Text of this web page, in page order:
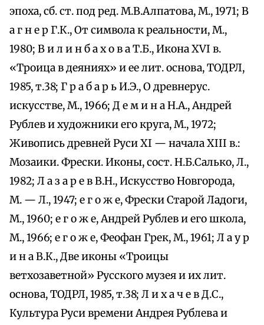
эпоха, сб. ст. под ред. М.В.Алпатова, М., 1971; В
а г н е р Г.К., От символа к реальности, М.,
1980; В и л и н б а х о в а Т.Б., Икона XVI в.
«Троица в деяниях» и ее лит. основа, ТОДРЛ,
1985, т.38; Г р а б а р ь И.Э., О древнерус.
искусстве, М., 1966; Д е м и н а Н.А., Андрей
Рублев и художники его круга, М., 1972;
Живопись древней Руси XI — начала XIII в.:
Мозаики. Фрески. Иконы, сост. Н.Б.Салько, Л.,
1982; Л а з а р е в В.Н., Искусство Новгорода,
М. — Л., 1947; е г о ж е, Фрески Старой Ладоги,
М., 1960; е г о ж е, Андрей Рублев и его школа,
М., 1966; е г о ж е, Феофан Грек, М., 1961; Л а у р
и н а В.К., Две иконы «Троицы
ветхозаветной» Русского музея и их лит.
основа, ТОДРЛ, 1985, т.38; Л и х а ч е в Д.С.,
Культура Руси времени Андрея Рублева и